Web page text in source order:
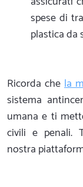
spese di
plastica
Ricorda che la
sistema
umana e ti
civili e penali.
nostra